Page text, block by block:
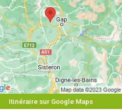
Itinéraire sur Google Maps